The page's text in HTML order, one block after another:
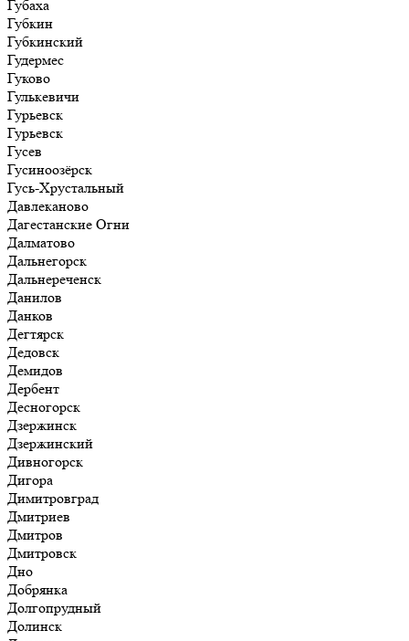
Губаха
Губкин
Губкинский
Гудермес
Гуково
Гулькевичи
Гурьевск
Гурьевск
Гусев
Гусиноозёрск
Гусь-Хрустальный
Давлеканово
Дагестанские Огни
Далматово
Дальнегорск
Дальнереченск
Данилов
Данков
Дегтярск
Дедовск
Демидов
Дербент
Десногорск
Дзержинск
Дзержинский
Дивногорск
Дигора
Димитровград
Дмитриев
Дмитров
Дмитровск
Дно
Добрянка
Долгопрудный
Долинск